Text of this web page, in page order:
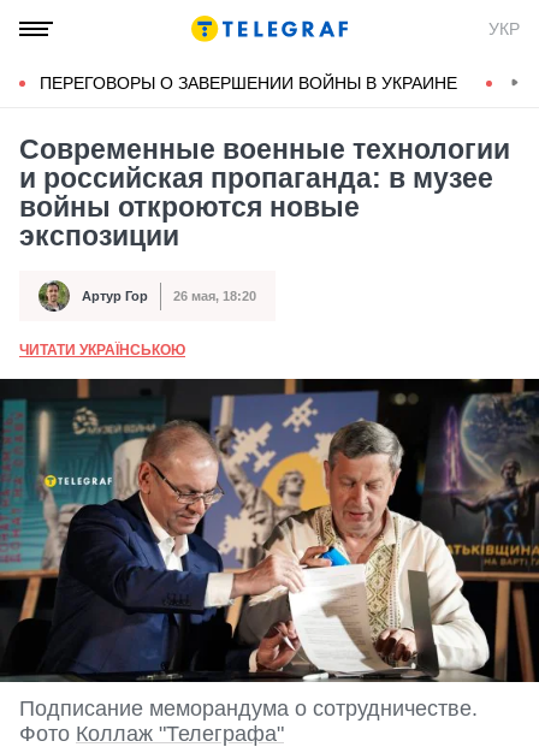
УКР
ПЕРЕГОВОРЫ О ЗАВЕРШЕНИИ ВОЙНЫ В УКРАИНЕ
Современные военные технологии
и российская пропаганда: в музее
войны откроются новые
экспозиции
Автор Артур Гор
Дата публикации 26 мая, 18:20
ЧИТАТИ УКРАЇНСЬКОЮ
Подписание меморандума о сотрудничестве.
Фото Коллаж "Телеграфа"